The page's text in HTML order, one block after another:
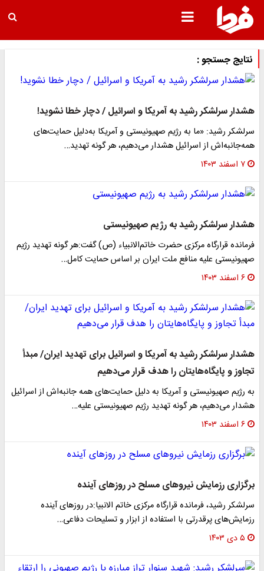
نتایج جستجو :
هشدار سرلشکر رشید به آمریکا و اسرائیل‌‌ / دچار خطا نشوید!
سرلشکر رشید: «ما به رژیم صهیونیستی و آمریکا به‌دلیل حمایت‌های
همه‌جانبه‌اش از اسرائیل هشدار می‌دهیم، هر گونه تهدید…
۷ اسفند ۱۴۰۳
هشدار سرلشکر رشید به رژیم صهیونیستی
فرمانده قرارگاه مرکزی حضرت خاتم‌الانبیاء (ص) گفت:هر گونه تهدید رژیم
صهیونیستی علیه منافع ملت ایران بر اساس حمایت کامل…
۶ اسفند ۱۴۰۳
هشدار سرلشکر رشید به آمریکا و اسرائیل‌‌ برای‌ تهدید ایران/ مبدأ
تجاوز و پایگاه‌هایتان را هدف قرار می‌دهیم
به رژیم صهیونیستی و آمریکا به دلیل حمایت‌های همه جانبه‌اش از اسرائیل
هشدار می‌دهیم، هر گونه تهدید رژیم صهیونیستی علیه…
۶ اسفند ۱۴۰۳
برگزاری رزمایش نیروهای مسلح در روزهای آینده
سرلشکر رشید، فرمانده قرارگاه مرکزی خاتم الانبیا:در روزهای آینده
رزمایش‌های پرقدرتی با استفاده از ابزار و تسلیحات دفاعی…
۵ دی ۱۴۰۳